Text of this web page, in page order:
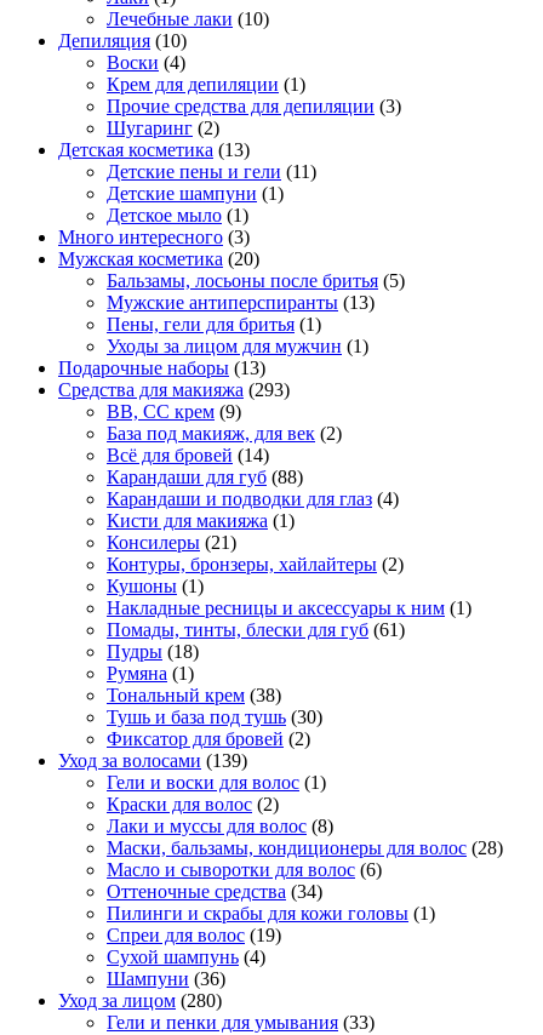
Лечебные лаки (10)
Депиляция (10)
Воски (4)
Крем для депиляции (1)
Прочие средства для депиляции (3)
Шугаринг (2)
Детская косметика (13)
Детские пены и гели (11)
Детские шампуни (1)
Детское мыло (1)
Много интересного (3)
Мужская косметика (20)
Бальзамы, лосьоны после бритья (5)
Мужские антиперспиранты (13)
Пены, гели для бритья (1)
Уходы за лицом для мужчин (1)
Подарочные наборы (13)
Средства для макияжа (293)
BB, CC крем (9)
База под макияж, для век (2)
Всё для бровей (14)
Карандаши для губ (88)
Карандаши и подводки для глаз (4)
Кисти для макияжа (1)
Консилеры (21)
Контуры, бронзеры, хайлайтеры (2)
Кушоны (1)
Накладные ресницы и аксессуары к ним (1)
Помады, тинты, блески для губ (61)
Пудры (18)
Румяна (1)
Тональный крем (38)
Тушь и база под тушь (30)
Фиксатор для бровей (2)
Уход за волосами (139)
Гели и воски для волос (1)
Краски для волос (2)
Лаки и муссы для волос (8)
Маски, бальзамы, кондиционеры для волос (28)
Масло и сыворотки для волос (6)
Оттеночные средства (34)
Пилинги и скрабы для кожи головы (1)
Спреи для волос (19)
Сухой шампунь (4)
Шампуни (36)
Уход за лицом (280)
Гели и пенки для умывания (33)